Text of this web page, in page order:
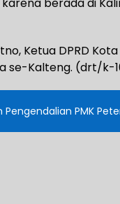
berada di
Ketua DPRD
se-Kalteng. (drt/k-
Pengendalian PMK